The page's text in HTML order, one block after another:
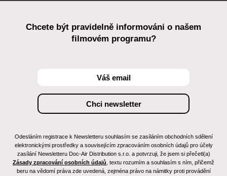
Chcete být pravidelně informováni o našem
filmovém programu?
Odesláním registrace k Newsletteru souhlasím se zasíláním obchodních sdělení
elektronickými prostředky a souvisejícím zpracováním osobních údajů pro účely
zasílání Newsletteru Doc-Air Distribution s.r.o. a potvrzuji, že jsem si přečetl(a)
Zásady zpracování osobních údajů , textu rozumím a souhlasím s ním, přičemž
beru na vědomí práva zde uvedená, zejména právo na námitky proti provádění